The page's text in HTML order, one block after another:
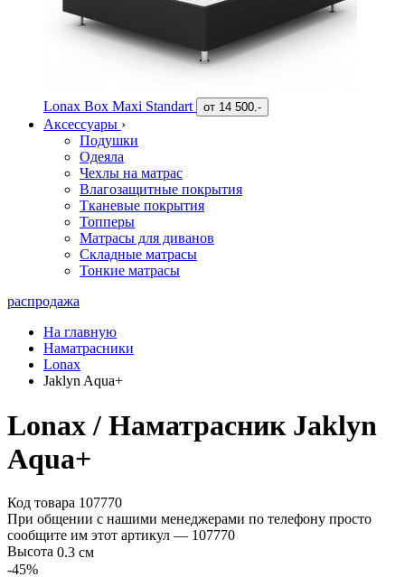
Lonax Box Maxi Standart от 14 500.-
Аксессуары ›
Подушки
Одеяла
Чехлы на матрас
Влагозащитные покрытия
Тканевые покрытия
Топперы
Матрасы для диванов
Складные матрасы
Тонкие матрасы
распродажа
На главную
Наматрасники
Lonax
Jaklyn Aqua+
Lonax / Наматрасник Jaklyn
Aqua+
Код товара 107770
При общении с нашими менеджерами по телефону просто
сообщите им этот артикул — 107770
Высота 0.3 см
-45%